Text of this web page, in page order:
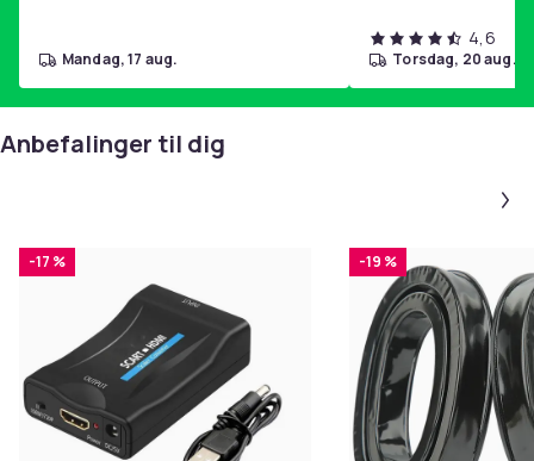
mandag, 17 aug.
4,6
torsdag, 20 aug.
Anbefalinger til dig
-17 % -19 %